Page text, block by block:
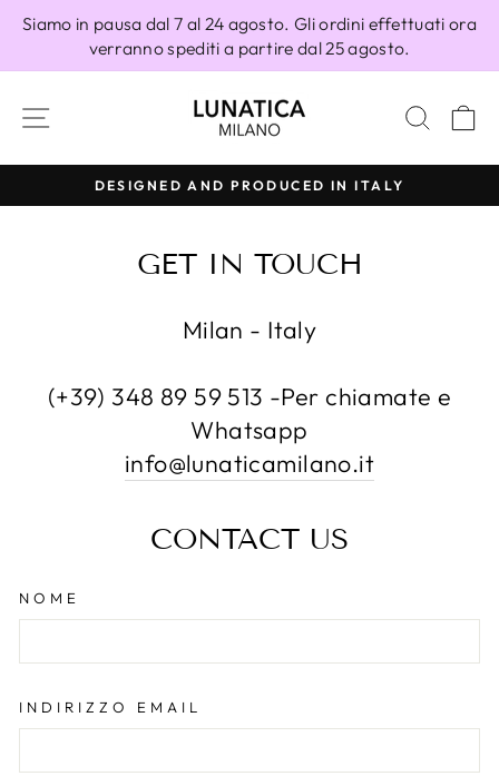
direttamente
Siamo in pausa dal 7 al 24 agosto. Gli ordini effettuati ora
verranno spediti a partire dal 25 agosto.
NAVIGAZIONE DEL SITO
Metti
pausa
DESIGNED AND PRODUCED IN ITALY
GET IN TOUCH
Milan - Italy
(+39) 348 89 59 513 -Per chiamate e
Whatsapp
info@lunaticamilano.it
CONTACT US
NOME
INDIRIZZO EMAIL